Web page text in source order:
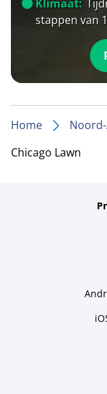
Klimaat:
stappen van
Home
Chicago Lawn